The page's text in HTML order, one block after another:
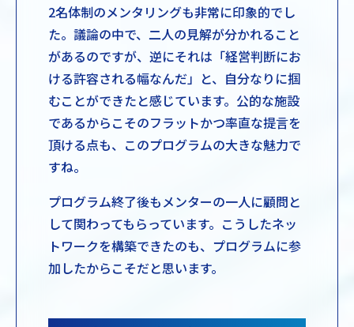
2名体制のメンタリングも非常に印象的でし
た。議論の中で、二人の見解が分かれること
があるのですが、逆にそれは「経営判断にお
ける許容される幅なんだ」と、自分なりに掴
むことができたと感じています。公的な施設
であるからこそのフラットかつ率直な提言を
頂ける点も、このプログラムの大きな魅力で
すね。
プログラム終了後もメンターの一人に顧問と
して関わってもらっています。こうしたネッ
トワークを構築できたのも、プログラムに参
加したからこそだと思います。